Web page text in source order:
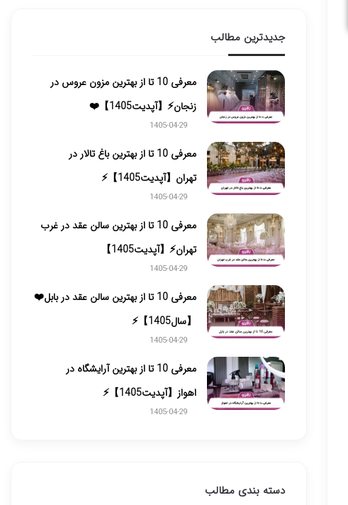
جدیدترین مطالب
معرفی 10 تا از بهترین مزون عروس در
زنجان⚡【آپدیت1405】❤️
1405-04-29
معرفی 10 تا از بهترین باغ تالار در
تهران【آپدیت1405】⚡️
1405-04-29
معرفی 10 تا از بهترین سالن عقد در غرب
تهران⚡【آپدیت1405】
1405-04-29
معرفی 10 تا از بهترین سالن عقد در بابل❤️
【سال1405】⚡️
1405-04-29
معرفی 10 تا از بهترین آرایشگاه در
اهواز【آپدیت1405】⚡
1405-04-29
دسته بندی مطالب